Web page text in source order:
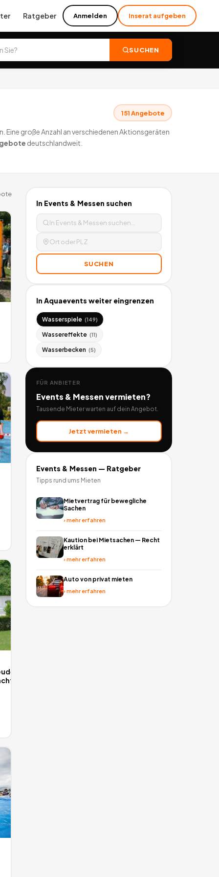
Ratgeber Anmelden Inserat aufgeben
SUCHEN
151Angebote
Eine große Anzahl an verschiedenen Aktionsgeräten
deutschlandweit.
In Events & Messen suchen
SUCHEN
In Aquaevents weiter eingrenzen
Wasserspiele (149)
Wassereffekte (11)
Wasserbecken (5)
FÜR ANBIETER
Events & Messenvermieten?
Tausende Mieter warten auf dein Angebot.
Jetzt vermieten →
Events & Messen — Ratgeber
Tipps rund ums Mieten
Mietvertrag für bewegliche
Sachen
›mehr erfahren
Kaution bei Mietsachen — Recht
erklärt
›mehr erfahren
Auto von privat mieten
›mehr erfahren